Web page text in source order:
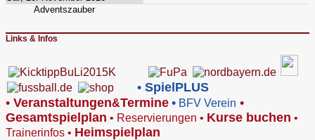
Adventszauber
Links & Infos
• SpielPLUS
• Veranstaltungen&Termine • BFV Verein •
Gesamtspielplan • Reservierungen • Kurse buchen •
Trainerinfos • Heimspielplan